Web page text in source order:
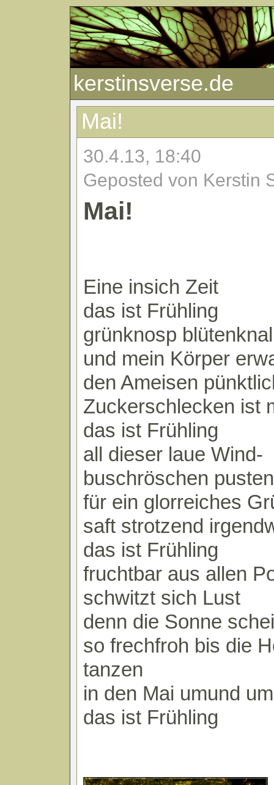
kerstinsverse.de
Mai!
30.4.13, 18:40
Geposted von Kerstin
Mai!
Eine insich Zeit
das ist Frühling
grünknosp
und mein Körper
den Ameisen
Zuckerschlecken ist
das ist Frühling
all dieser laue Wind-
buschröschen
für ein glorreiches
saft strotzend
das ist Frühling
fruchtbar aus allen
schwitzt sich Lust
denn die Sonne
so frechfroh bis die
tanzen
in den Mai umund
das ist Frühling